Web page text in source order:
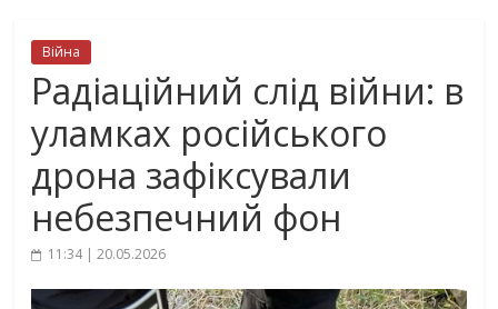
Війна
Радіаційний слід війни: в
уламках російського
дрона зафіксували
небезпечний фон
11:34 | 20.05.2026